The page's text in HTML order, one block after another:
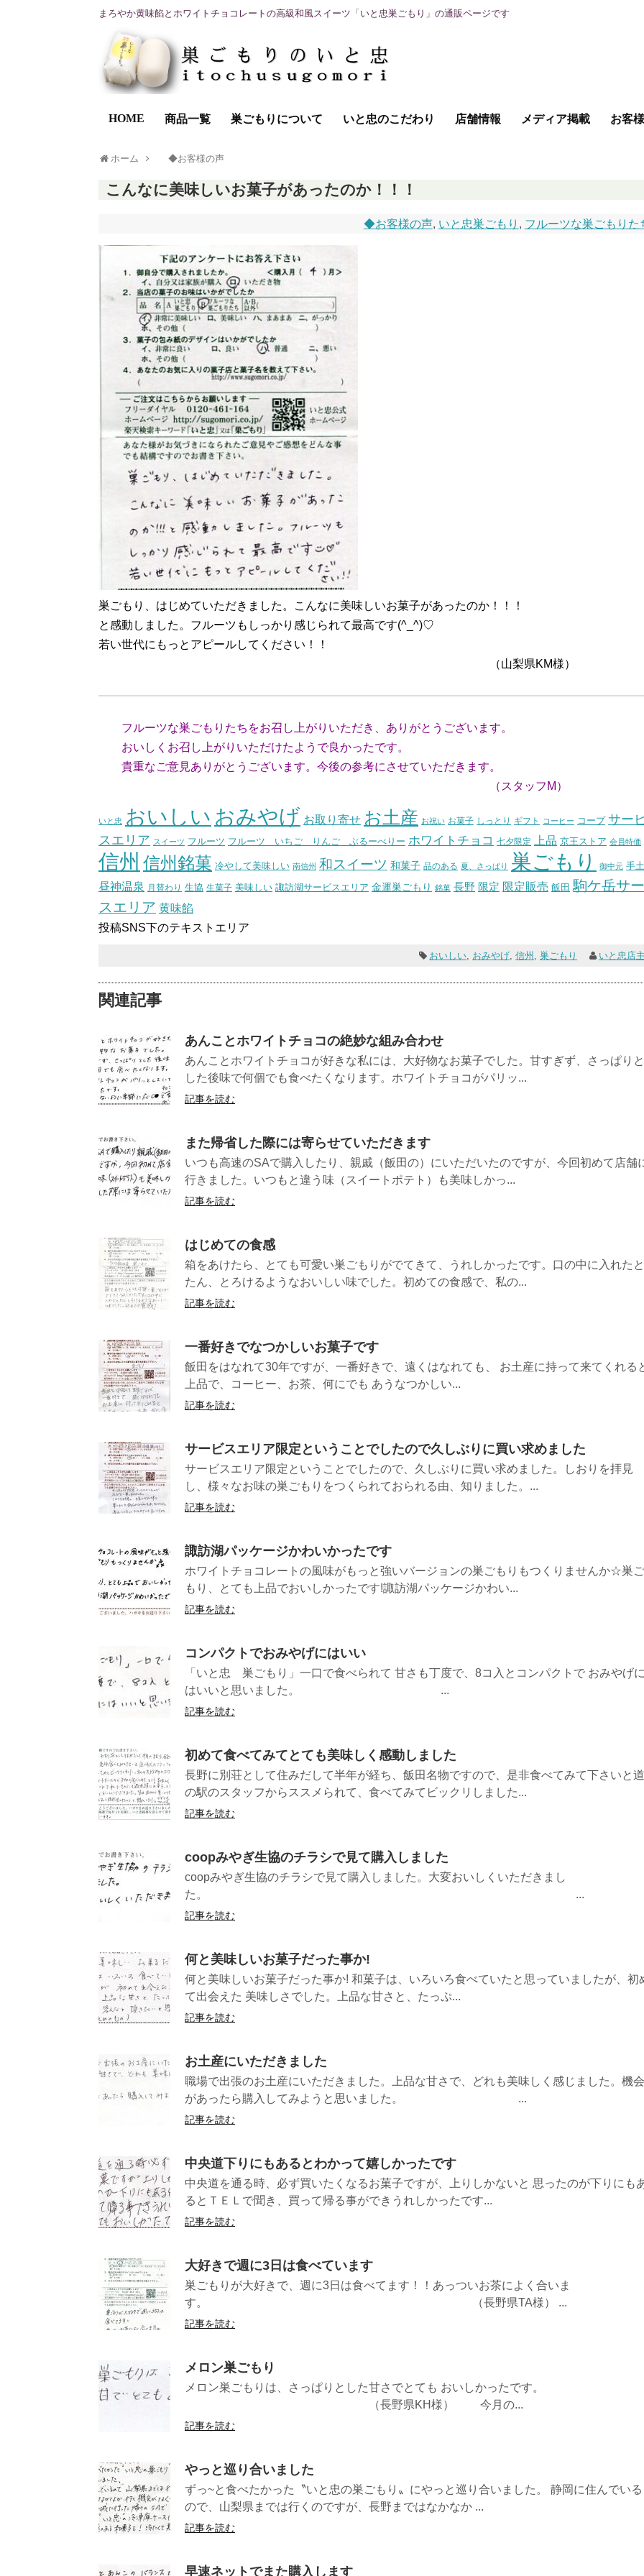
まろやか黄味餡とホワイトチョコレートの高級和風スイーツ「いと忠巣ごもり」の通販ページです
HOME 商品一覧 巣ごもりについて いと忠のこだわり 店舗情報 メディア掲載 お客
ホーム ◆お客様の声
こんなに美味しいお菓子があったのか！！！
◆お客様の声, いと忠巣ごもり , フルーツな巣ごもりた
巣ごもり、はじめていただきました。こんなに美味しいお菓子があったのか！！！
と感動しました。フルーツもしっかり感じられて最高です(^_^)♡
若い世代にもっとアピールしてください！！
（山梨県KM様）
フルーツな巣ごもりたちをお召し上がりいただき、ありがとうございます。
おいしくお召し上がりいただけたようで良かったです。
貴重なご意見ありがとうございます。今後の参考にさせていただきます。
（スタッフM）
いと忠 おいしい おみやげ お取り寄せ お土産 お祝い お菓子 しっとり ギフト コーヒー コープ サー
スエリア スイーツ フルーツ フルーツ いちご りんご ぶるーべりー ホワイトチョコ 七夕限定 上品 京王ストア 会員特価
信州 信州銘菓 冷やして美味しい 南信州 和スイーツ 和菓子 品のある 夏、さっぱり 巣ごもり 御中元 手
昼神温泉 月替わり 生協 生菓子 美味しい 諏訪湖サービスエリア 金運巣ごもり 銘菓 長野 限定 限定販売 飯田 駒ケ岳サ
スエリア 黄味餡
投稿SNS下のテキストエリア
おいしい, おみやげ,信州 ,巣ごもり いと忠店主
関連記事
あんことホワイトチョコの絶妙な組み合わせ
あんことホワイトチョコが好きな私には、大好物なお菓子でした。甘すぎず、さっぱりと
した後味で何個でも食べたくなります。ホワイトチョコがパリッ...
記事を読む
また帰省した際には寄らせていただきます
いつも高速のSAで購入したり、親戚（飯田の）にいただいたのですが、今回初めて店舗
行きました。いつもと違う味（スイートポテト）も美味しかっ...
記事を読む
はじめての食感
箱をあけたら、とても可愛い巣ごもりがでてきて、うれしかったです。口の中に入れたと
たん、とろけるようなおいしい味でした。初めての食感で、私の...
記事を読む
一番好きでなつかしいお菓子です
飯田をはなれて30年ですが、一番好きで、遠くはなれても、 お土産に持って来てくれる
上品で、コーヒー、お茶、何にでも あうなつかしい...
記事を読む
サービスエリア限定ということでしたので久しぶりに買い求めました
サービスエリア限定ということでしたので、久しぶりに買い求めました。しおりを拝見
し、様々なお味の巣ごもりをつくられておられる由、知りました。...
記事を読む
諏訪湖パッケージかわいかったです
ホワイトチョコレートの風味がもっと強いバージョンの巣ごもりもつくりませんか☆巣ご
もり、とても上品でおいしかったです!諏訪湖パッケージかわい...
記事を読む
コンパクトでおみやげにはいい
「いと忠 巣ごもり」一口で食べられて 甘さも丁度で、8コ入とコンパクトで おみやげに
はいいと思いました。 ...
記事を読む
初めて食べてみてとても美味しく感動しました
長野に別荘として住みだして半年が経ち、飯田名物ですので、是非食べてみて下さいと道
の駅のスタッフからススメられて、食べてみてビックリしました...
記事を読む
coopみやぎ生協のチラシで見て購入しました
coopみやぎ生協のチラシで見て購入しました。大変おいしくいただきまし
た。 ...
記事を読む
何と美味しいお菓子だった事か!
何と美味しいお菓子だった事か! 和菓子は、いろいろ食べていたと思っていましたが、初
て出会えた 美味しさでした。上品な甘さと、たっぷ...
記事を読む
お土産にいただきました
職場で出張のお土産にいただきました。上品な甘さで、どれも美味しく感じました。機会
があったら購入してみようと思いました。 ...
記事を読む
中央道下りにもあるとわかって嬉しかったです
中央道を通る時、必ず買いたくなるお菓子ですが、上りしかないと 思ったのが下りにも
るとＴＥＬで聞き、買って帰る事ができうれしかったです...
記事を読む
大好きで週に3日は食べています
巣ごもりが大好きで、週に3日は食べてます！！あっついお茶によく合いま
す。 （長野県TA様） ...
記事を読む
メロン巣ごもり
メロン巣ごもりは、さっぱりとした甘さでとても おいしかったです。
（長野県KH様） 今月の...
記事を読む
やっと巡り合いました
ずっ~と食べたかった〝いと忠の巣ごもり〟にやっと巡り合いました。 静岡に住んでいる
ので、山梨県までは行くのですが、長野まではなかなか ...
記事を読む
早速ネットでまた購入します